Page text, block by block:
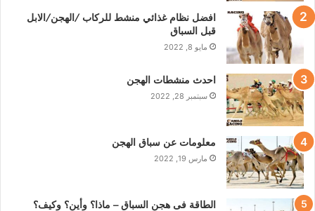
افضل نظام غذائي منشط للركاب /الهجن/الابل
قبل السباق
مايو 8, 2022
احدث منشطات الهجن
سبتمبر 28, 2022
معلومات عن سباق الهجن
مارس 19, 2022
الطاقة فى هجن السباق – ماذا؟ وأين؟ وكيف؟